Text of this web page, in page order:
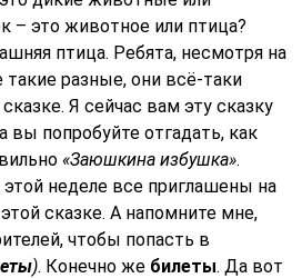
– это животное или птица?
птица. Ребята, несмотря на
разные, они всё-таки
Я сейчас вам эту сказку
вы попробуйте отгадать, как
«Заюшкина избушка».
неделе все приглашены на
сказке. А напомните мне,
чтобы попасть в
). Конечно же билеты. Да вот